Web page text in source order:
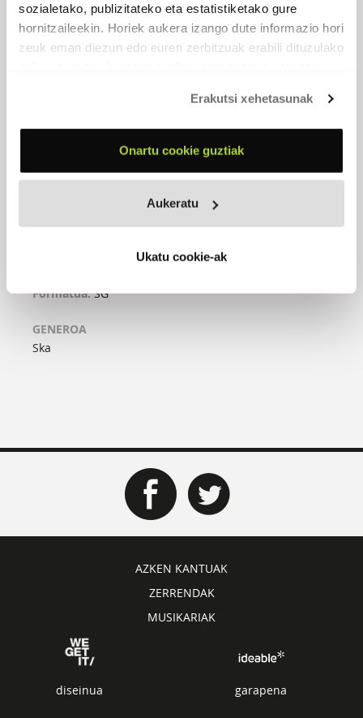
sozialetako, publizitateko eta estatistiketako gure
hornitzaileekin. Horiek aukera izango dute informazio hori
zeuk eman diezun edo euren zerbitzuak erabili dituzulako
Erakutsi xehetasunak
Onartu cookie guztiak
Aukeratu
Ukatu cookie-ak
EKIALTEA, USKARAREN DIRDIRA
Ekialtea, uskararen dirdira
Formatua:SG
GENEROA
Ska
AZKEN KANTUAK
ZERRENDAK
MUSIKARIAK
diseinua garapena